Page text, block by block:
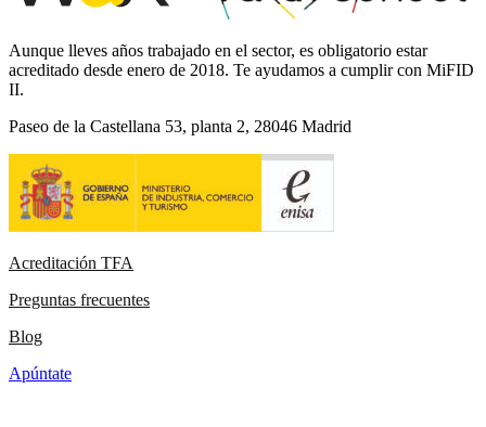
Aunque lleves años trabajado en el sector, es obligatorio estar
acreditado desde enero de 2018. Te ayudamos a cumplir con MiFID
II.
Paseo de la Castellana 53, planta 2, 28046 Madrid
Acreditación TFA
Preguntas frecuentes
Blog
Apúntate